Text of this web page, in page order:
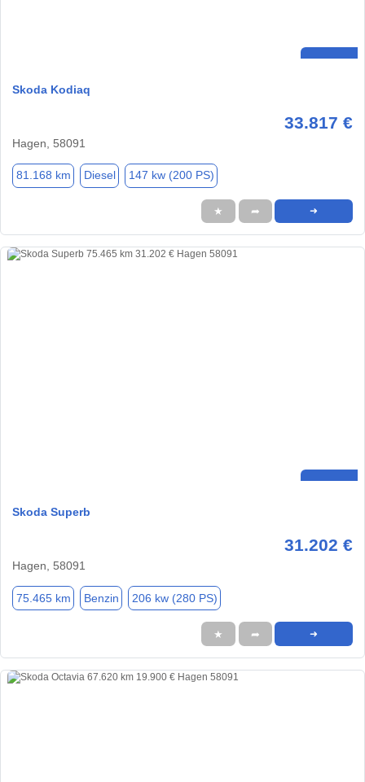
Skoda Kodiaq
33.817 €
Hagen, 58091
81.168 km Diesel 147 kw (200 PS)
★ ➦ ➜
Skoda Superb
31.202 €
Hagen, 58091
75.465 km Benzin 206 kw (280 PS)
★ ➦ ➜